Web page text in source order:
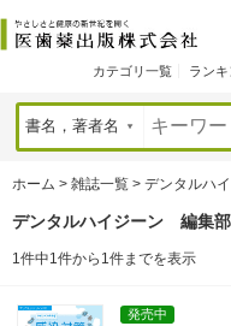
カテゴリ一覧 ラン
ホーム > 雑誌一覧 > デンタルハ
デンタルハイジーン 編集
1件中1件から1件までを表示
発売中